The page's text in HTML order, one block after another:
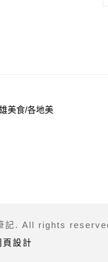
記. All rights
頁設計